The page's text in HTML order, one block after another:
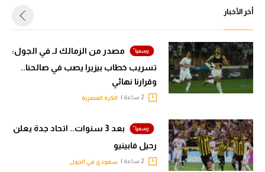
أخر الأخبار
مصدر من الزمالك لـ في الجول:
تسريب خطاب بيزيرا يصب في صالحنا..
وقرارنا نهائي
الكرة المصرية
بعد 3 سنوات.. اتحاد جدة يعلن
رحيل فابينيو
سعودي في الجول